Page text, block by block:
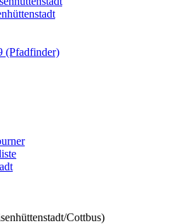
(Pfadfinder)
Cottbus)